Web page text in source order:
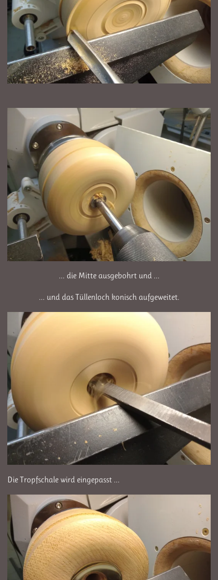
... die Mitte ausgebohrt und ...
... und das Tüllenloch konisch aufgeweitet.
Die Tropfschale wird eingepasst ...